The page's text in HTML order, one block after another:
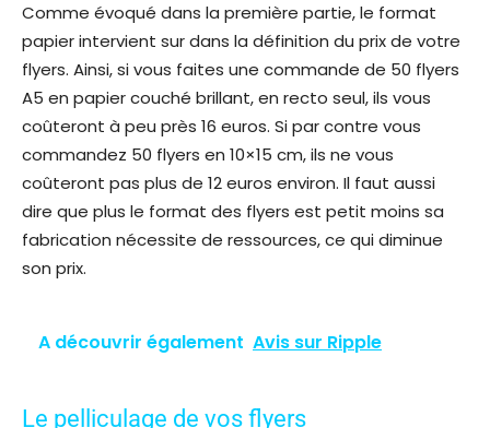
Comme évoqué dans la première partie, le format
papier intervient sur dans la définition du prix de votre
flyers. Ainsi, si vous faites une commande de 50 flyers
A5 en papier couché brillant, en recto seul, ils vous
coûteront à peu près 16 euros. Si par contre vous
commandez 50 flyers en 10×15 cm, ils ne vous
coûteront pas plus de 12 euros environ. Il faut aussi
dire que plus le format des flyers est petit moins sa
fabrication nécessite de ressources, ce qui diminue
son prix.
A découvrir également Avis sur Ripple
Le pelliculage de vos flyers